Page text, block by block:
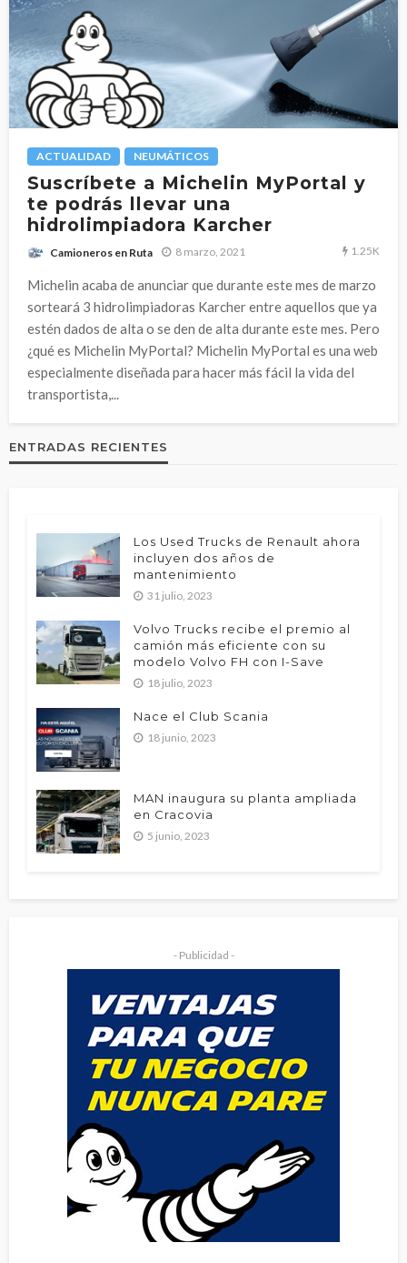
ACTUALIDAD NEUMÁTICOS
Suscríbete a Michelin MyPortal y
te podrás llevar una
hidrolimpiadora Karcher
Camioneros en Ruta 8 marzo, 2021 1.25K
Michelin acaba de anunciar que durante este mes de marzo
sorteará 3 hidrolimpiadoras Karcher entre aquellos que ya
estén dados de alta o se den de alta durante este mes. Pero
¿qué es Michelin MyPortal? Michelin MyPortal es una web
especialmente diseñada para hacer más fácil la vida del
transportista,...
ENTRADAS RECIENTES
Los Used Trucks de Renault ahora
incluyen dos años de
mantenimiento
31 julio, 2023
Volvo Trucks recibe el premio al
camión más eficiente con su
modelo Volvo FH con I-Save
18 julio, 2023
Nace el Club Scania
18 junio, 2023
MAN inaugura su planta ampliada
en Cracovia
5 junio, 2023
- Publicidad -